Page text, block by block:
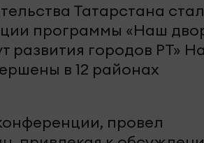
Татарстана
программы «Наш
развития городов РТ»
в 12 районах
провел